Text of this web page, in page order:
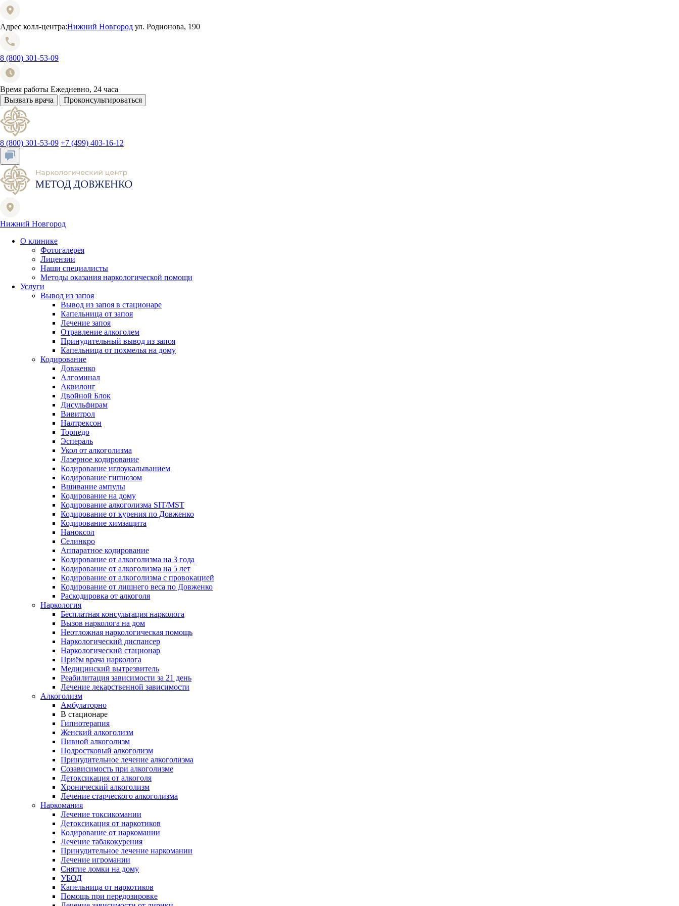
Адрес колл-центра:Нижний Новгород ул. Родионова, 190
8 (800) 301-53-09
Время работы Ежедневно, 24 часа
Вызвать врача
Проконсультироваться
8 (800) 301-53-09 +7 (499) 403-16-12
Нижний Новгород
О клинике
Фотогалерея
Лицензии
Наши специалисты
Методы оказания наркологической помощи
Услуги
Вывод из запоя
Вывод из запоя в стационаре
Капельница от запоя
Лечение запоя
Отравление алкоголем
Принудительный вывод из запоя
Капельница от похмелья на дому
Кодирование
Довженко
Алгоминал
Аквилонг
Двойной Блок
Дисульфирам
Вивитрол
Налтрексон
Торпедо
Эспераль
Укол от алкоголизма
Лазерное кодирование
Кодирование иглоукалыванием
Кодирование гипнозом
Вшивание ампулы
Кодирование на дому
Кодирование алкоголизма SIT/MST
Кодирование от курения по Довженко
Кодирование химзащита
Наноксол
Селинкро
Аппаратное кодирование
Кодирование от алкоголизма на 3 года
Кодирование от алкоголизма на 5 лет
Кодирование от алкоголизма с провокацией
Кодирование от лишнего веса по Довженко
Раскодировка от алкоголя
Наркология
Бесплатная консультация нарколога
Вызов нарколога на дом
Неотложная наркологическая помощь
Наркологический диспансер
Наркологический стационар
Приём врача нарколога
Медицинский вытрезвитель
Реабилитация зависимости за 21 день
Лечение лекарственной зависимости
Алкоголизм
Амбулаторно
В стационаре
Гипнотерапия
Женский алкоголизм
Пивной алкоголизм
Подростковый алкоголизм
Принудительное лечение алкоголизма
Созависимость при алкоголизме
Детоксикация от алкоголя
Хронический алкоголизм
Лечение старческого алкоголизма
Наркомания
Лечение токсикомании
Детоксикация от наркотиков
Кодирование от наркомании
Лечение табакокурения
Принудительное лечение наркомании
Лечение игромании
Снятие ломки на дому
УБОД
Капельница от наркотиков
Помощь при передозировке